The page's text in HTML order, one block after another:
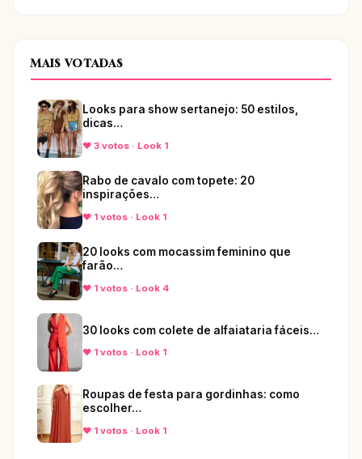
MAIS VOTADAS
Looks para show sertanejo: 50 estilos,
dicas…
♥ 3 votos · Look 1
Rabo de cavalo com topete: 20
inspirações…
♥ 1 votos · Look 1
20 looks com mocassim feminino que
farão…
♥ 1 votos · Look 4
30 looks com colete de alfaiataria fáceis…
♥ 1 votos · Look 1
Roupas de festa para gordinhas: como
escolher…
♥ 1 votos · Look 1